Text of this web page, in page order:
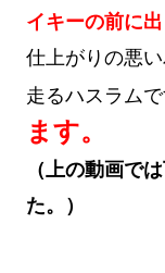
イキーの前に出
仕上がりの悪
走るハスラムで
ます。
（上の動画で
た。）